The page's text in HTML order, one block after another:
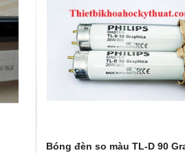
Bóng đèn so màu TL-D 90